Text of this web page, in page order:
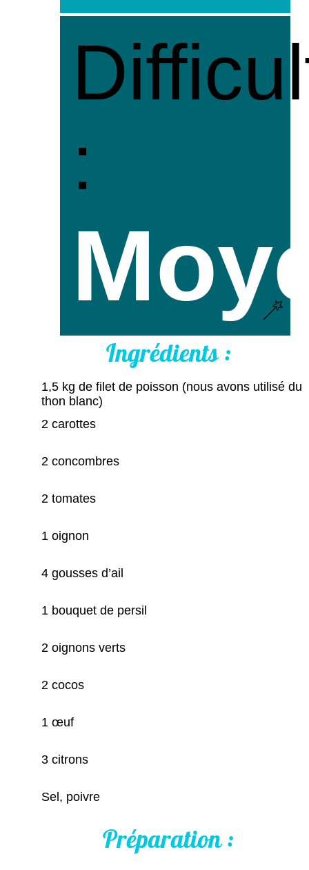
:
Ingrédients :
1,5 kg de filet de poisson (nous avons utilisé du
thon blanc)
2 carottes
2 concombres
2 tomates
1 oignon
4 gousses d’ail
1 bouquet de persil
2 oignons verts
2 cocos
1 œuf
3 citrons
Sel, poivre
Préparation :